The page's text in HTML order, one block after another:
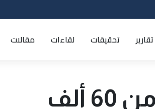
تقارير تحقيقات لقاءات مقالات
محافظ بابل: تهيئة أكثر من 60 ألف